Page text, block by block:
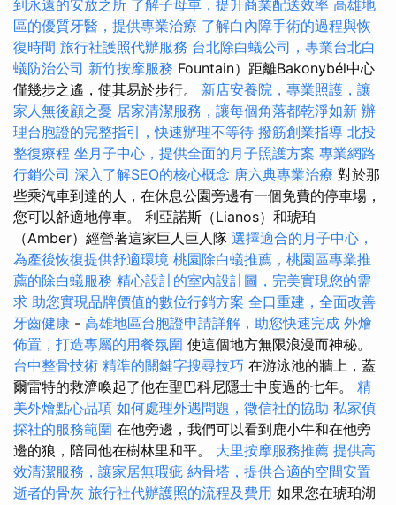
到永遠的安放之所 了解子母車，提升商業配送效率 高雄地
區的優質牙醫，提供專業治療 了解白內障手術的過程與恢
復時間 旅行社護照代辦服務 台北除白蟻公司，專業台北白
蟻防治公司 新竹按摩服務 Fountain）距離Bakonybél中心
僅幾步之遙，使其易於步行。 新店安養院，專業照護，讓
家人無後顧之憂 居家清潔服務，讓每個角落都乾淨如新 辦
理台胞證的完整指引，快速辦理不等待 撥筋創業指導 北投
整復療程 坐月子中心，提供全面的月子照護方案 專業網路
行銷公司 深入了解SEO的核心概念 唐六典專業治療 對於那
些乘汽車到達的人，在休息公園旁邊有一個免費的停車場，
您可以舒適地停車。 利亞諾斯（Lianos）和琥珀
（Amber）經營著這家巨人巨人隊 選擇適合的月子中心，
為產後恢復提供舒適環境 桃園除白蟻推薦，桃園區專業推
薦的除白蟻服務 精心設計的室內設計圖，完美實現您的需
求 助您實現品牌價值的數位行銷方案 全口重建，全面改善
牙齒健康 - 高雄地區台胞證申請詳解，助您快速完成 外燴
佈置，打造專屬的用餐氛圍 使這個地方無限浪漫而神秘。
台中整骨技術 精準的關鍵字搜尋技巧 在游泳池的牆上，蓋
爾雷特的救濟喚起了他在聖巴科尼隱士中度過的七年。 精
美外燴點心品項 如何處理外遇問題，徵信社的協助 私家偵
探社的服務範圍 在他旁邊，我們可以看到鹿小牛和在他旁
邊的狼，陪同他在樹林里和平。 大里按摩服務推薦 提供高
效清潔服務，讓家居無瑕疵 納骨塔，提供合適的空間安置
逝者的骨灰 旅行社代辦護照的流程及費用 如果您在琥珀湖